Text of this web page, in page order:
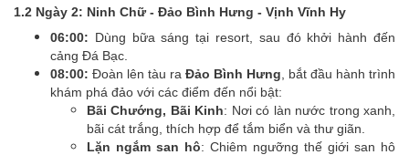
1.2 Ngày 2: Ninh Chữ - Đảo Bình Hưng - Vịnh Vĩnh Hy
06:00: Dùng bữa sáng tại resort, sau đó khởi hành đến
cảng Đá Bạc.
08:00: Đoàn lên tàu ra Đảo Bình Hưng , bắt đầu hành trình
khám phá đảo với các điểm đến nổi bật:
Bãi Chướng, Bãi Kinh: Nơi có làn nước trong xanh,
bãi cát trắng, thích hợp để tắm biển và thư giãn.
Lặn ngắm san hô: Chiêm ngưỡng thế giới san hô